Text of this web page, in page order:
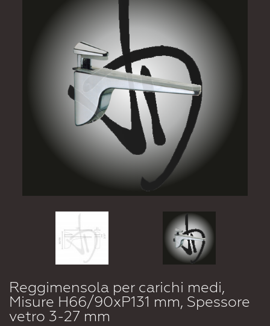
Reggimensola per carichi medi,
Misure H66/90xP131 mm, Spessore
vetro 3-27 mm